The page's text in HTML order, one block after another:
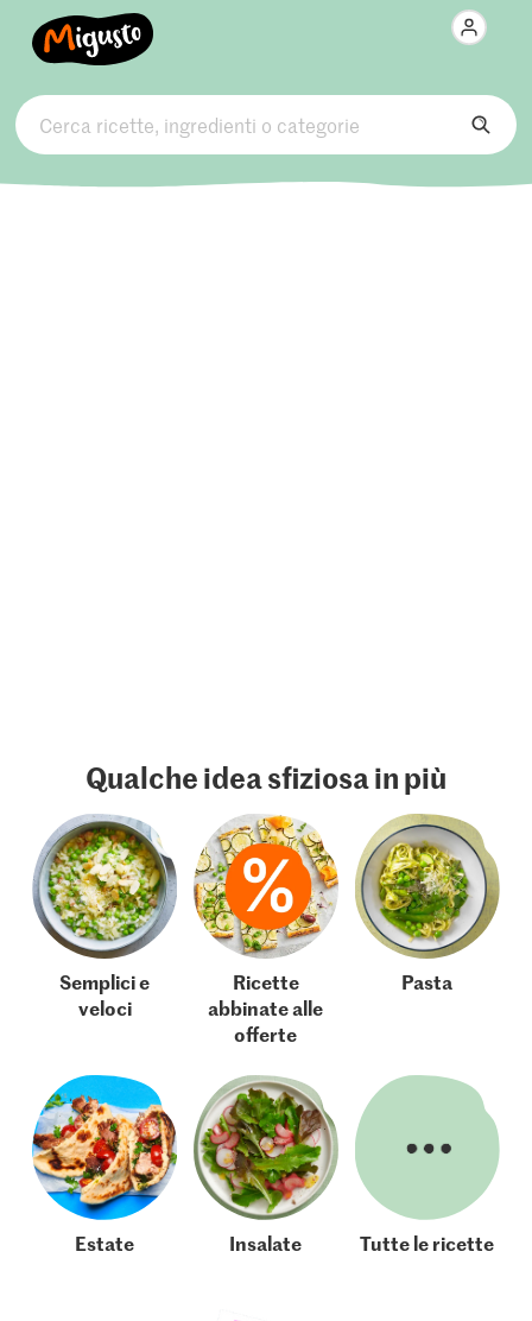
Qualche idea sfiziosa in più
Semplici e
veloci
Ricette
abbinate alle
offerte
Pasta
Estate Insalate Tutte le ricette